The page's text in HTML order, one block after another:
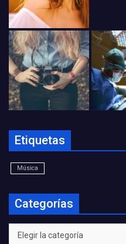
Etiquetas
Música
Categorías
Categorías